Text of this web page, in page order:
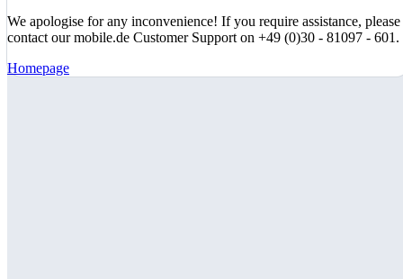
We apologise for any inconvenience! If you require assistance, please
contact our mobile.de Customer Support on +49 (0)30 - 81097 - 601.
Homepage